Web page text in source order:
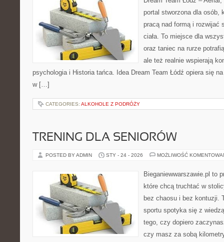
portal stworzona dla osób,
pracą nad formą i rozwijać
ciała. To miejsce dla
oraz taniec na rurze
ale też realnie wspierają
psychologia i Historia tańca. Idea Dream Team Łódź opiera się
w […]
CATEGORIES: ALKOHOLE Z PODRÓŻY
TRENING DLA SENIORÓW
POSTED BY ADMIN STY - 24 - 2026 MOŻLIWOŚĆ
Bieganiewwarszawie.pl to
które chcą truchtać w
bez chaosu i bez kontuzji.
sportu spotyka się z
tego, czy dopiero
czy masz za sobą